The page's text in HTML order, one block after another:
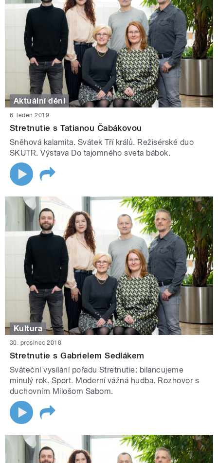
Aktuální dění
6. leden 2019
Stretnutie s Tatianou Čabákovou
Sněhová kalamita. Svátek Tří králů. Režisérské duo
SKUTR. Výstava Do tajomného sveta bábok.
Kultura
30. prosinec 2018
Stretnutie s Gabrielem Sedlákem
Sváteční vysílání pořadu Stretnutie: bilancujeme
minulý rok. Sport. Moderní vážná hudba. Rozhovor s
duchovním Milošom Sabom.